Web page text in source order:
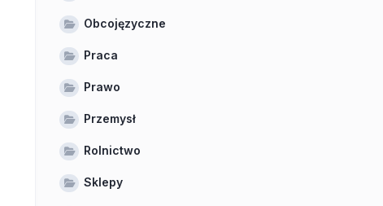
Obcojęzyczne
Praca
Prawo
Przemysł
Rolnictwo
Sklepy